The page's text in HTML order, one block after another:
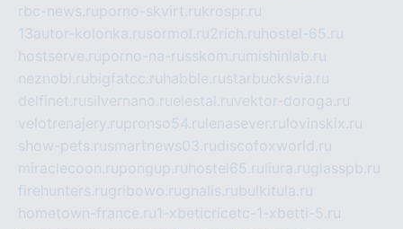
rbc-news.ruporno-skvirt.rukrospr.ru
13autor-kolonka.rusormol.ru2rich.ru hostel-65.ru
hostserve.ruporno-na-russkom.ru mishinlab.ru
neznobi.rubigfatcc.ru habble.rustarbucksvia.ru
delfinet.rusilvernano.ruelestal.ruvektor-doroga.ru
velotrenajery.rupronso54.ru lenasever.ru lovinskix.ru
show-pets.rusmartnews03.rudiscofoxworld.ru
miraclecoon.rupongup.ru hostel65.ru liura.ruglasspb.ru
firehunters.rugribowo.rugnalis.rubulkitula.ru
hometown-france.ru1-xbeticricetc-1-xbetti-5.ru